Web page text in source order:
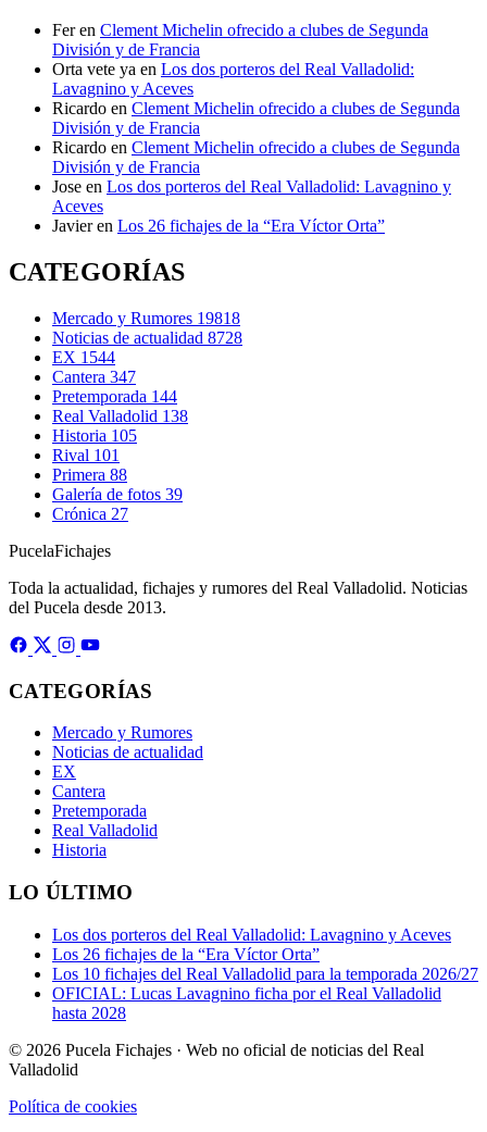
Fer en Clement Michelin ofrecido a clubes de Segunda
División y de Francia
Orta vete ya en Los dos porteros del Real Valladolid:
Lavagnino y Aceves
Ricardo en Clement Michelin ofrecido a clubes de Segunda
División y de Francia
Ricardo en Clement Michelin ofrecido a clubes de Segunda
División y de Francia
Jose en Los dos porteros del Real Valladolid: Lavagnino y
Aceves
Javier en Los 26 fichajes de la “Era Víctor Orta”
CATEGORÍAS
Mercado y Rumores 19818
Noticias de actualidad 8728
EX 1544
Cantera 347
Pretemporada 144
Real Valladolid 138
Historia 105
Rival 101
Primera 88
Galería de fotos 39
Crónica 27
PucelaFichajes
Toda la actualidad, fichajes y rumores del Real Valladolid. Noticias
del Pucela desde 2013.
CATEGORÍAS
Mercado y Rumores
Noticias de actualidad
EX
Cantera
Pretemporada
Real Valladolid
Historia
LO ÚLTIMO
Los dos porteros del Real Valladolid: Lavagnino y Aceves
Los 26 fichajes de la “Era Víctor Orta”
Los 10 fichajes del Real Valladolid para la temporada 2026/27
OFICIAL: Lucas Lavagnino ficha por el Real Valladolid
hasta 2028
© 2026 Pucela Fichajes · Web no oficial de noticias del Real
Valladolid
Política de cookies